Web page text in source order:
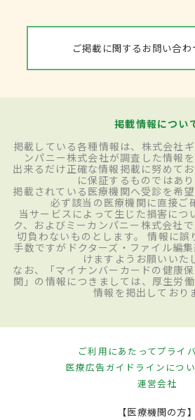
ご掲載に関するお問い合わ
掲載情報につい
掲載している各種情報は、株式会社
ンパニー株式会社が調査した情報を
出来るだけ正確な情報掲載に努めて
に保証するものではあり
掲載されている医療機関へ受診を希
必ず該当の医療機関に直接ご
当サービスによって生じた損害につ
ク、およびミーカンパニー株式会社
切負わないものとします。 情報に誤
手数ですがドクターズ・ファイル編
けますようお願いいた
なお、「マイナンバーカードの健康
関」の情報につきましては、厚生労
情報を掲出しており
ご利用にあたってプライ
医療広告ガイドラインにつ
運営会社
【医療機関の方】